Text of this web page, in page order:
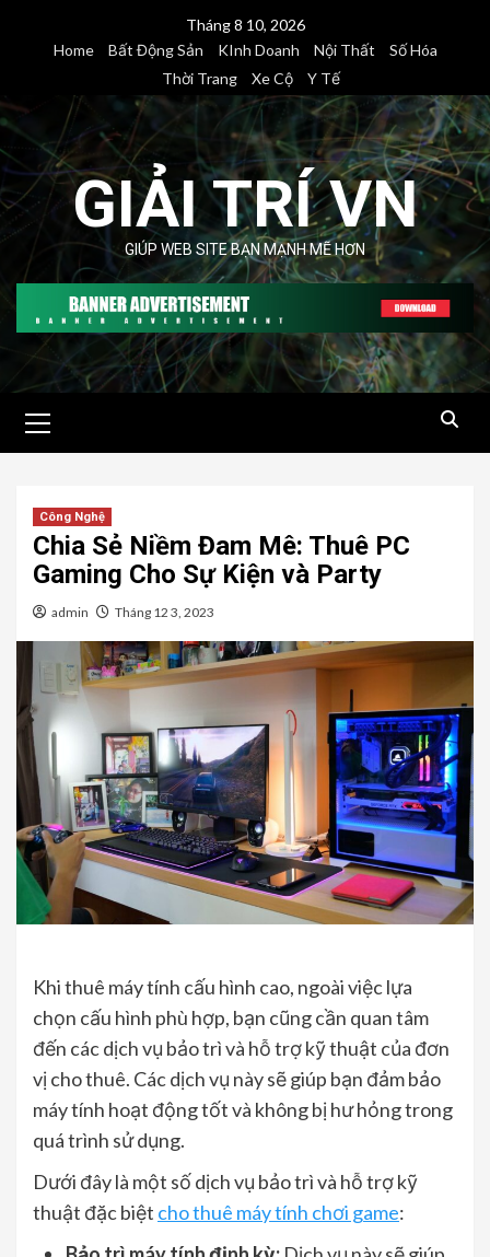
Tháng 8 10, 2026
Home
Bất Động Sản KInh Doanh Nội Thất
Số Hóa
Thời Trang
Xe Cộ Y Tế
GIẢI TRÍ VN
GIÚP WEB SITE BẠN MẠNH MẼ HƠN
Menu
Công Nghệ
Chia Sẻ Niềm Đam Mê: Thuê PC
Gaming Cho Sự Kiện và Party
admin Tháng 12 3, 2023
Khi thuê máy tính cấu hình cao, ngoài việc lựa
chọn cấu hình phù hợp, bạn cũng cần quan tâm
đến các dịch vụ bảo trì và hỗ trợ kỹ thuật của đơn
vị cho thuê. Các dịch vụ này sẽ giúp bạn đảm bảo
máy tính hoạt động tốt và không bị hư hỏng trong
quá trình sử dụng.
Dưới đây là một số dịch vụ bảo trì và hỗ trợ kỹ
thuật đặc biệt cho thuê máy tính chơi game: